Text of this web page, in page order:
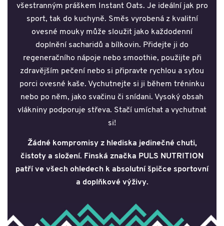
všestranným práškem Instant Oats. Je ideální jak pro
sport, tak do kuchyně. Směs vyrobená z kvalitní
ovesné mouky může sloužit jako každodenní
doplnění sacharidů a bílkovin. Přidejte ji do
regeneračního nápoje nebo smoothie, použijte při
zdravějším pečení nebo si připravte rychlou a sytou
porci ovesné kaše. Vychutnejte si ji během tréninku
nebo po něm, jako svačinu či snídani. Vysoký obsah
vlákniny podporuje střeva. Stačí umíchat a vychutnat
si!
Žádné kompromisy z hlediska jedinečné chuti,
čistoty a složení. Finská značka PULS NUTRITION
patří ve všech ohledech k absolutní špičce sportovní
a doplňkové výživy.